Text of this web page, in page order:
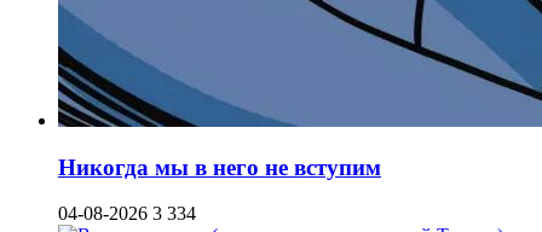
Никогда мы в него не вступим
04-08-2026 3 334